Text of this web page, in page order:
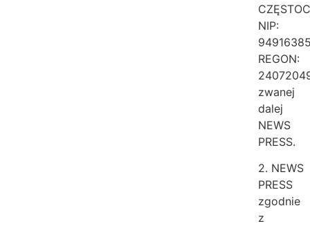
NIP:
REGON:
zwanej
dalej
NEWS
PRESS.
2. NEWS
PRESS
zgodnie
z